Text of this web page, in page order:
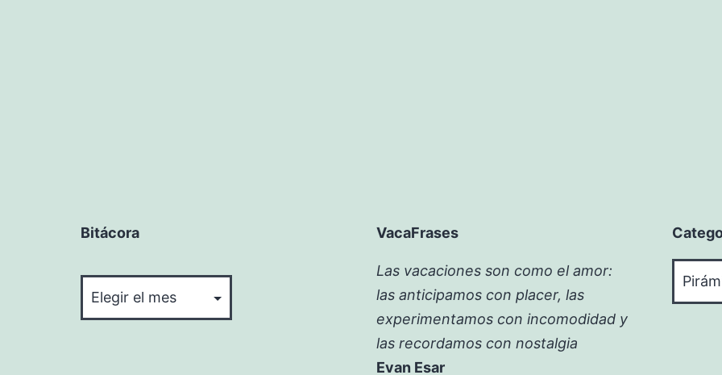
Bitácora VacaFrases
Las vacaciones son como el amor:
las anticipamos con placer, las
experimentamos con incomodidad y
las recordamos con nostalgia
Evan Esar